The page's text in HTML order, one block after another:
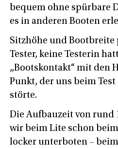
bequem ohne spürbare
es in anderen Booten
Sitzhöhe und Bootbreite
Tester, keine Testerin
„Bootskontakt“ mit den
Punkt, der uns beim
störte.
Die Aufbauzeit von rund
wir beim Lite schon
locker unterboten –